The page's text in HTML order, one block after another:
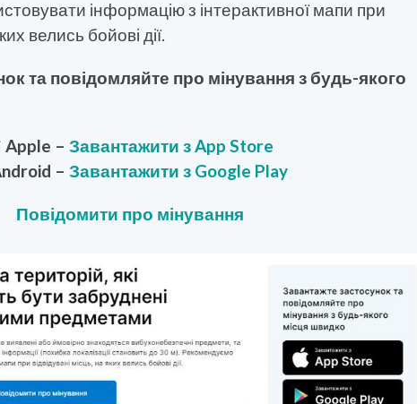
інформацію з інтерактивної мапи при
велись бойові дії.
та повідомляйте про мінування з будь-якого
Apple – Завантажити з App Store
– Завантажити з Google Play
Повідомити про мінування